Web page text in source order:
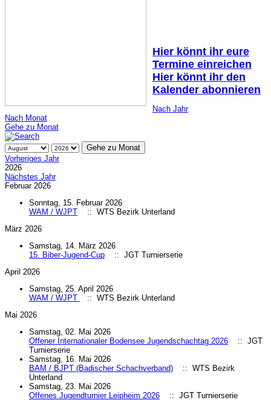
Hier könnt ihr eure
Termine einreichen
Hier könnt ihr den
Kalender abonnieren
Nach Jahr
Nach Monat
Gehe zu Monat
Gehe zu Monat
Vorheriges Jahr
2026
Nächstes Jahr
Februar 2026
Sonntag, 15. Februar 2026
WAM / WJPT
:: WTS Bezirk Unterland
März 2026
Samstag, 14. März 2026
15. Biber-Jugend-Cup
:: JGT Turnierserie
April 2026
Samstag, 25. April 2026
WAM / WJPT
:: WTS Bezirk Unterland
Mai 2026
Samstag, 02. Mai 2026
Offener Internationaler Bodensee Jugendschachtag 2026
:: JGT
Turnierserie
Samstag, 16. Mai 2026
BAM / BJPT (Badischer Schachverband)
:: WTS Bezirk
Unterland
Samstag, 23. Mai 2026
Offenes Jugendturnier Leipheim 2026
:: JGT Turnierserie